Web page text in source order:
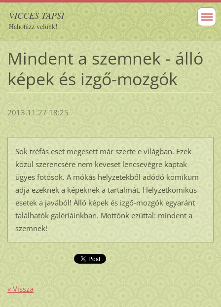
VICCES TAPSI
Hahotázz velünk!
Mindent a szemnek - álló
képek és izgő-mozgók
2013.11.27 18:25
Sok tréfás eset megesett már szerte e világban. Ezek
közül szerencsére nem keveset lencsevégre kaptak
ügyes fotósok. A mókás helyzetekből adódó komikum
adja ezeknek a képeknek a tartalmát. Helyzetkomikus
esetek a javából! Álló képek és izgő-mozgók egyaránt
találhatók galériáinkban. Mottónk ezúttal: mindent a
szemnek!
« Vissza